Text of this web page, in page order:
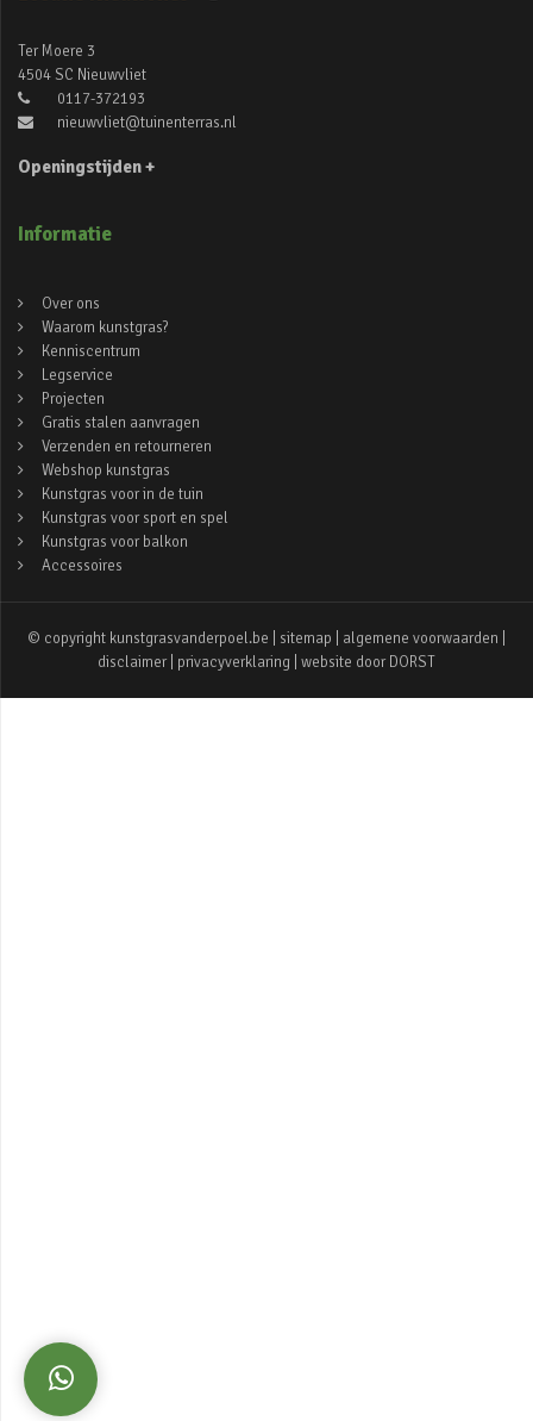
Ter Moere 3
4504 SC Nieuwvliet
0117-372193
nieuwvliet@tuinenterras.nl
Openingstijden +
Informatie
Over ons
Waarom kunstgras?
Kenniscentrum
Legservice
Projecten
Gratis stalen aanvragen
Verzenden en retourneren
Webshop kunstgras
Kunstgras voor in de tuin
Kunstgras voor sport en spel
Kunstgras voor balkon
Accessoires
© copyright kunstgrasvanderpoel.be | sitemap algemene voorwaarden
disclaimer
privacyverklaring | website door DORST